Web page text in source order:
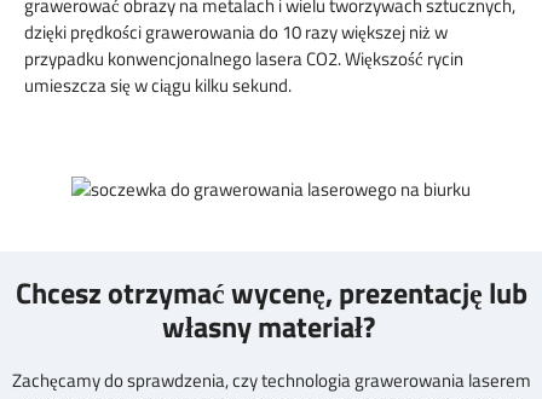
dzięki prędkości grawerowania do 10 razy większej niż w
przypadku konwencjonalnego lasera CO2. Większość rycin
umieszcza się w ciągu kilku sekund.
Chcesz otrzymać wycenę, prezentację lub
własny materiał?
Zachęcamy do sprawdzenia, czy technologia grawerowania laserem